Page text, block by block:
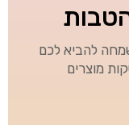
להביא לכם
מוצרים